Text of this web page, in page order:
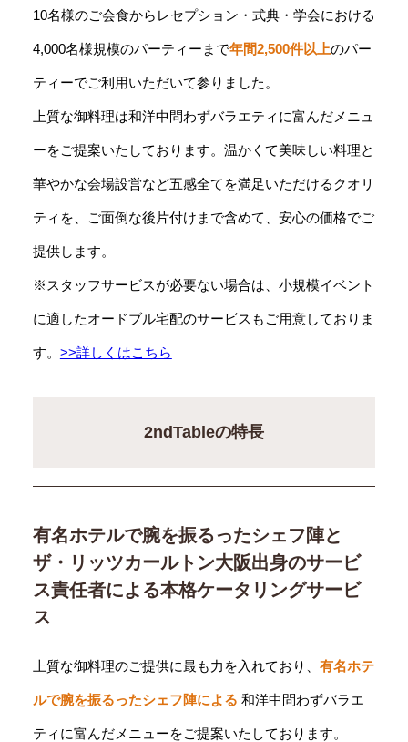
10名様のご会食からレセプション・式典・学会における
4,000名様規模のパーティーまで年間2,500件以上のパー
ティーでご利用いただいて参りました。
上質な御料理は和洋中問わずバラエティに富んだメニュ
ーをご提案いたしております。温かくて美味しい料理と
華やかな会場設営など五感全てを満足いただけるクオリ
ティを、ご面倒な後片付けまで含めて、安心の価格でご
提供します。
※スタッフサービスが必要ない場合は、小規模イベント
に適したオードブル宅配のサービスもご用意しておりま
す。 >>詳しくはこちら
2ndTableの特長
有名ホテルで腕を振るったシェフ陣と
ザ・リッツカールトン大阪出身のサービ
ス責任者による本格ケータリングサービ
ス
上質な御料理のご提供に最も力を入れており、 有名ホテ
ルで腕を振るったシェフ陣による 和洋中問わずバラエ
ティに富んだメニューをご提案いたしております。